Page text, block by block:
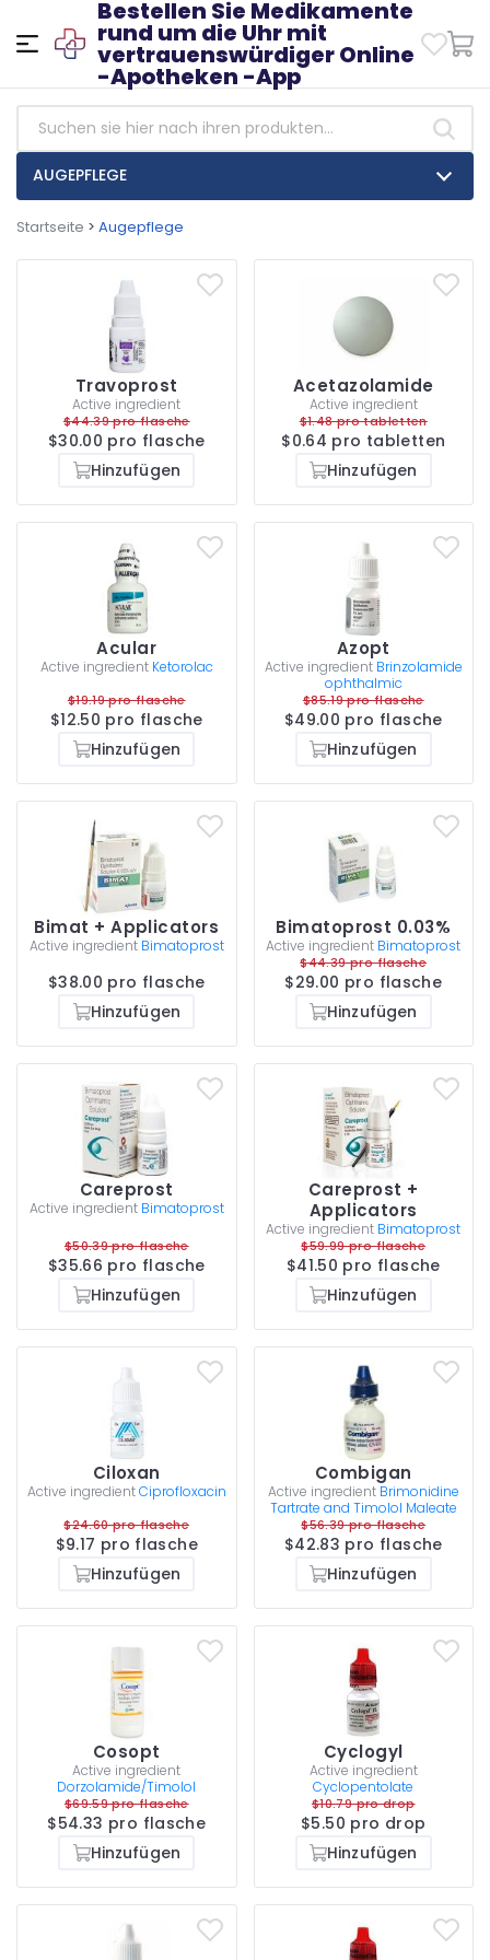
Bestellen Sie Medikamente
rund um die Uhr mit
vertrauenswürdiger Online
-Apotheken -App
AUGEPFLEGE
Startseite > Augepflege
Travoprost
Active ingredient
$44.39 pro flasche
$30.00 pro flasche
Hinzufügen
Acetazolamide
Active ingredient
$1.48 pro tabletten
$0.64 pro tabletten
Hinzufügen
Acular
Active ingredient Ketorolac
$19.19 pro flasche
$12.50 pro flasche
Hinzufügen
Azopt
Active ingredient Brinzolamide
ophthalmic
$85.19 pro flasche
$49.00 pro flasche
Hinzufügen
Bimat + Applicators
Active ingredient Bimatoprost
$38.00 pro flasche
Hinzufügen
Bimatoprost 0.03%
Active ingredient Bimatoprost
$44.39 pro flasche
$29.00 pro flasche
Hinzufügen
Careprost
Active ingredient Bimatoprost
$50.39 pro flasche
$35.66 pro flasche
Hinzufügen
Careprost +
Applicators
Active ingredient Bimatoprost
$59.99 pro flasche
$41.50 pro flasche
Hinzufügen
Ciloxan
Active ingredientCiprofloxacin
$24.60 pro flasche
$9.17 pro flasche
Hinzufügen
Combigan
Active ingredient Brimonidine
Tartrate and Timolol Maleate
$56.39 pro flasche
$42.83 pro flasche
Hinzufügen
Cosopt
Active ingredient
Dorzolamide/Timolol
$69.59 pro flasche
$54.33 pro flasche
Hinzufügen
Cyclogyl
Active ingredient
Cyclopentolate
$10.79 pro drop
$5.50 pro drop
Hinzufügen